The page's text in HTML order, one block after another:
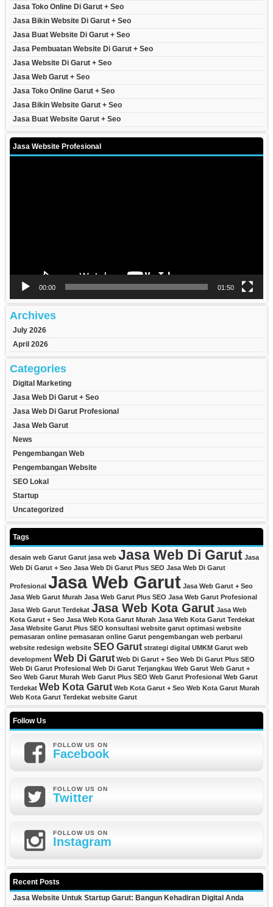
Jasa Toko Online Di Garut + Seo
Jasa Bikin Website Di Garut + Seo
Jasa Buat Website Di Garut + Seo
Jasa Pembuatan Website Di Garut + Seo
Jasa Website Di Garut + Seo
Jasa Web Garut + Seo
Jasa Toko Online Garut + Seo
Jasa Bikin Website Garut + Seo
Jasa Buat Website Garut + Seo
Jasa Website Profesional
00:00 01:50
Archives
July 2026
April 2026
Categories
Digital Marketing
Jasa Web Di Garut + Seo
Jasa Web Di Garut Profesional
Jasa Web Garut
News
Pengembangan Web
Pengembangan Website
SEO Lokal
Startup
Uncategorized
Tags
desain web Garut Garut jasa web Jasa Web Di Garut Jasa
Web Di Garut + Seo Jasa Web Di Garut Plus SEO Jasa Web Di Garut
Profesional Jasa Web Garut Jasa Web Garut + Seo
Jasa Web Garut Murah Jasa Web Garut Plus SEO Jasa Web Garut Profesional
Jasa Web Garut Terdekat Jasa Web Kota Garut Jasa Web
Kota Garut + Seo Jasa Web Kota Garut Murah Jasa Web Kota Garut Terdekat
Jasa Website Garut Plus SEO konsultasi website garut optimasi website
pemasaran online pemasaran online Garut pengembangan web perbarui
website redesign website SEO Garut strategi digital UMKM Garut web
development Web Di Garut Web Di Garut + Seo Web Di Garut Plus SEO
Web Di Garut Profesional Web Di Garut Terjangkau Web Garut Web Garut +
Seo Web Garut Murah Web Garut Plus SEO Web Garut Profesional Web Garut
Terdekat Web Kota Garut Web Kota Garut + Seo Web Kota Garut Murah
Web Kota Garut Terdekat website Garut
Follow Us
FOLLOW US ON
Facebook
FOLLOW US ON
Twitter
FOLLOW US ON
Instagram
Recent Posts
Jasa Website Untuk Startup Garut: Bangun Kehadiran Digital Anda